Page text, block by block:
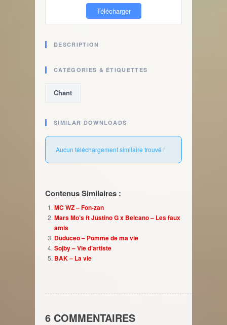
Télécharger
DESCRIPTION
CATÉGORIES & ÉTIQUETTES
Chant
SIMILAR DOWNLOADS
Aucun téléchargement similaire trouvé !
Contenus Similaires :
MC WZ – Fon-zan
Mars Mo’s ft Justino G x Belcano – Les faux
amis
Duduceo – Pomme de ma vie
Sojby – Vie d’artiste
BAK – La vie
6 COMMENTAIRES